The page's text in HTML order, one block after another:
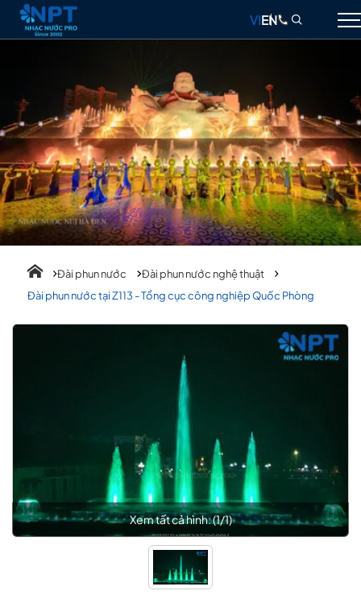
GIỚI THIỆU
NHẠC NƯỚC
ĐÀI PHUN NƯỚC
THIẾT BỊ
DỰ ÁN
BLOG
VIEN
Đài phun nước
Đài phun nước nghệ thuật
Đài phun nước tại Z113 - Tổng cục công nghiệp Quốc Phòng
Xem tất cả hình: (1/1)